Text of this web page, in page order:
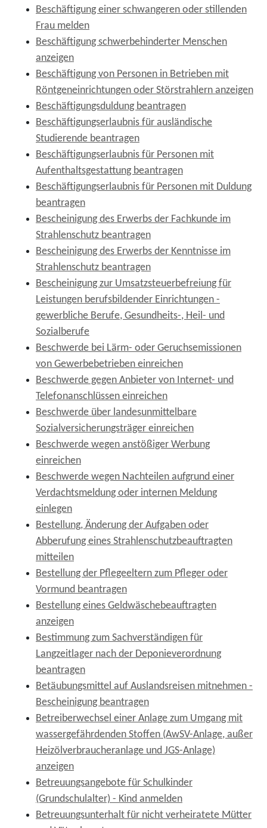
Beschäftigung einer schwangeren oder stillenden
Frau melden
Beschäftigung schwerbehinderter Menschen
anzeigen
Beschäftigung von Personen in Betrieben mit
Röntgeneinrichtungen oder Störstrahlern anzeigen
Beschäftigungsduldung beantragen
Beschäftigungserlaubnis für ausländische
Studierende beantragen
Beschäftigungserlaubnis für Personen mit
Aufenthaltsgestattung beantragen
Beschäftigungserlaubnis für Personen mit Duldung
beantragen
Bescheinigung des Erwerbs der Fachkunde im
Strahlenschutz beantragen
Bescheinigung des Erwerbs der Kenntnisse im
Strahlenschutz beantragen
Bescheinigung zur Umsatzsteuerbefreiung für
Leistungen berufsbildender Einrichtungen -
gewerbliche Berufe, Gesundheits-, Heil- und
Sozialberufe
Beschwerde bei Lärm- oder Geruchsemissionen
von Gewerbebetrieben einreichen
Beschwerde gegen Anbieter von Internet- und
Telefonanschlüssen einreichen
Beschwerde über landesunmittelbare
Sozialversicherungsträger einreichen
Beschwerde wegen anstößiger Werbung
einreichen
Beschwerde wegen Nachteilen aufgrund einer
Verdachtsmeldung oder internen Meldung
einlegen
Bestellung, Änderung der Aufgaben oder
Abberufung eines Strahlenschutzbeauftragten
mitteilen
Bestellung der Pflegeeltern zum Pfleger oder
Vormund beantragen
Bestellung eines Geldwäschebeauftragten
anzeigen
Bestimmung zum Sachverständigen für
Langzeitlager nach der Deponieverordnung
beantragen
Betäubungsmittel auf Auslandsreisen mitnehmen -
Bescheinigung beantragen
Betreiberwechsel einer Anlage zum Umgang mit
wassergefährdenden Stoffen (AwSV-Anlage, außer
Heizölverbraucheranlage und JGS-Anlage)
anzeigen
Betreuungsangebote für Schulkinder
(Grundschulalter) - Kind anmelden
Betreuungsunterhalt für nicht verheiratete Mütter